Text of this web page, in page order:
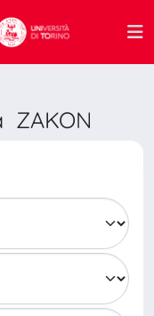
ZAKON